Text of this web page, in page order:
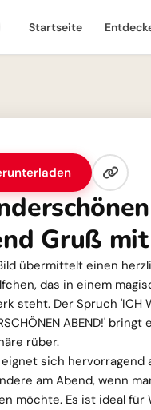
Startseite
Gruß
übermittelt einen
das in einem
steht. Der Spruch 'ICH
ABEND!'
rüber.
eignet sich hervorragend
am Abend, wenn
möchte. Es ist ideal für